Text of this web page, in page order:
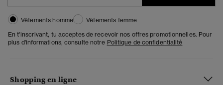
Vêtements homme
Vêtements femme
En t'inscrivant, tu acceptes de recevoir nos offres promotionnelles. Pour
plus d'informations, consulte notre Politique de confidentialité
Shopping en ligne